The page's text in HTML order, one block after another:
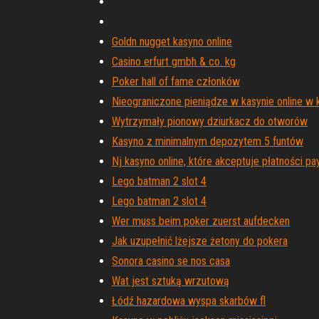
Goldn nugget kasyno online
Casino erfurt gmbh & co. kg
Poker hall of fame członków
Nieograniczone pieniądze w kasynie online w
Wytrzymały pionowy dziurkacz do otworów
Kasyno z minimalnym depozytem 5 funtów
Nj kasyno online, które akceptuje płatności
Lego batman 2 slot 4
Lego batman 2 slot 4
Wer muss beim poker zuerst aufdecken
Jak uzupełnić lżejsze żetony do pokera
Sonora casino se nos casa
Wat jest sztuką wrzutową
Łódź hazardowa wyspa skarbów fl